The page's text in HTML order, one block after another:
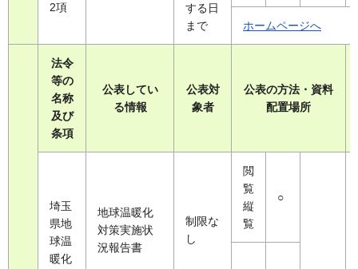
2項
する日
まで
ホームページへ
法令
等の
名称
及び
条項
公表してい
る情報
公表対
象者
公表の方法・資料
配置場所
埼玉
県地
球温
暖化
地球温暖化
対策実施状
況報告書
制限な
し
閲
覧
縦
覧
○